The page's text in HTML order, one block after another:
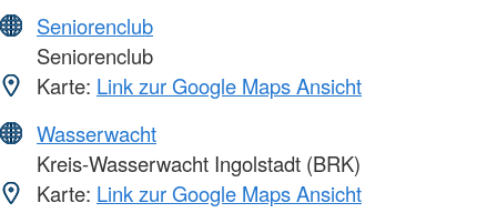
Seniorenclub
Seniorenclub
Karte: Link zur Google Maps Ansicht
Wasserwacht
Kreis-Wasserwacht Ingolstadt (BRK)
Karte: Link zur Google Maps Ansicht